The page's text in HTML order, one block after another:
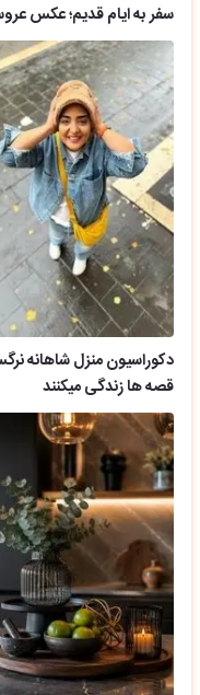
سفر به ایام قدیم؛ عکس
دکوراسیون منزل شاهانه
قصه ها زندگی میکنند